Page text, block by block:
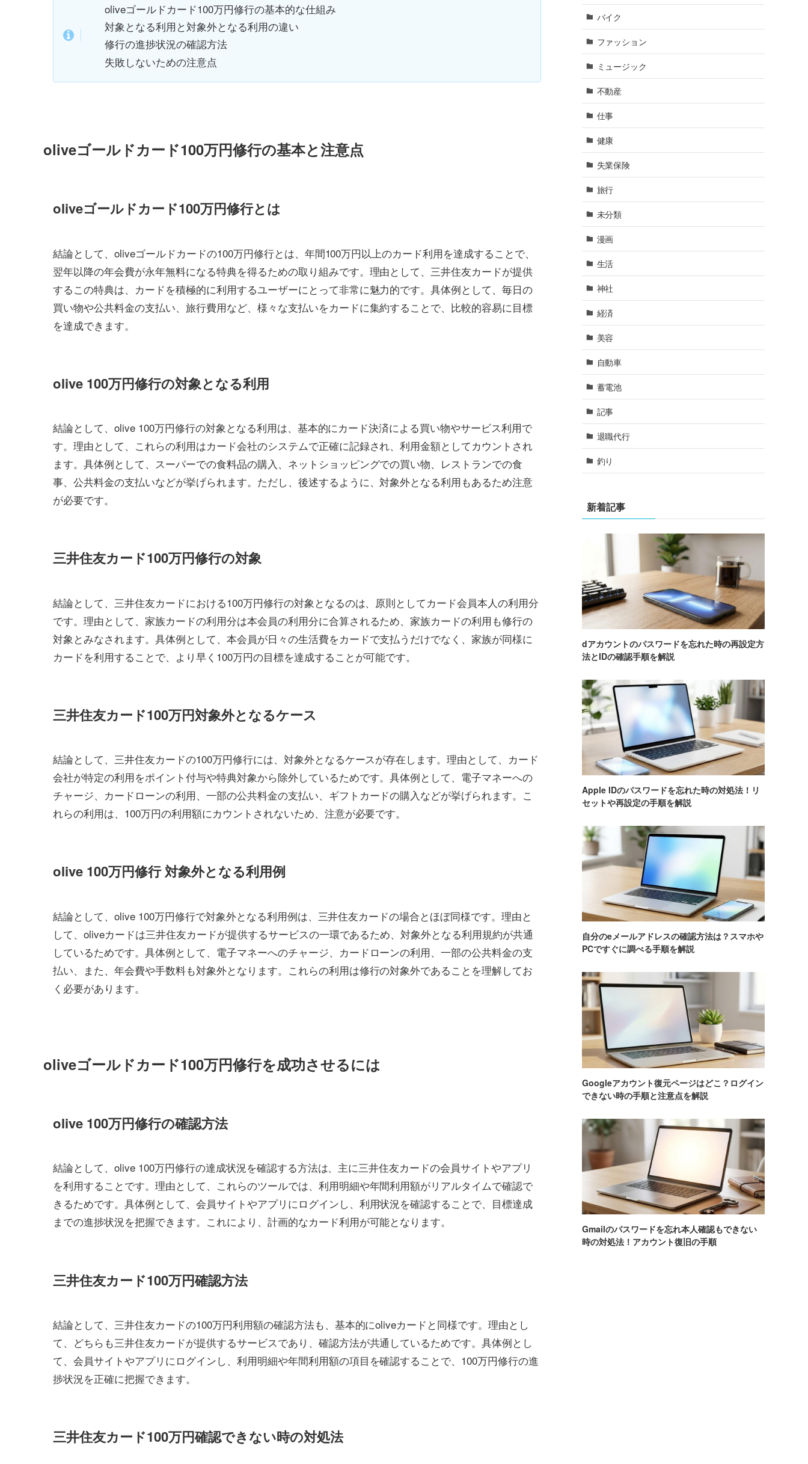
oliveゴールドカード100万円修行の基本的な仕組み
対象となる利用と対象外となる利用の違い
修行の進捗状況の確認方法
失敗しないための注意点
oliveゴールドカード100万円修行の基本と注意点
oliveゴールドカード100万円修行とは
結論として、oliveゴールドカードの100万円修行とは、年間100万円以上のカード利用を達成することで、
翌年以降の年会費が永年無料になる特典を得るための取り組みです。理由として、三井住友カードが提供
するこの特典は、カードを積極的に利用するユーザーにとって非常に魅力的です。具体例として、毎日の
買い物や公共料金の支払い、旅行費用など、様々な支払いをカードに集約することで、比較的容易に目標
を達成できます。
olive 100万円修行の対象となる利用
結論として、olive 100万円修行の対象となる利用は、基本的にカード決済による買い物やサービス利用で
す。理由として、これらの利用はカード会社のシステムで正確に記録され、利用金額としてカウントされ
ます。具体例として、スーパーでの食料品の購入、ネットショッピングでの買い物、レストランでの食
事、公共料金の支払いなどが挙げられます。ただし、後述するように、対象外となる利用もあるため注意
が必要です。
三井住友カード100万円修行の対象
結論として、三井住友カードにおける100万円修行の対象となるのは、原則としてカード会員本人の利用分
です。理由として、家族カードの利用分は本会員の利用分に合算されるため、家族カードの利用も修行の
対象とみなされます。具体例として、本会員が日々の生活費をカードで支払うだけでなく、家族が同様に
カードを利用することで、より早く100万円の目標を達成することが可能です。
三井住友カード100万円対象外となるケース
結論として、三井住友カードの100万円修行には、対象外となるケースが存在します。理由として、カード
会社が特定の利用をポイント付与や特典対象から除外しているためです。具体例として、電子マネーへの
チャージ、カードローンの利用、一部の公共料金の支払い、ギフトカードの購入などが挙げられます。こ
れらの利用は、100万円の利用額にカウントされないため、注意が必要です。
olive 100万円修行 対象外となる利用例
結論として、olive 100万円修行で対象外となる利用例は、三井住友カードの場合とほぼ同様です。理由と
して、oliveカードは三井住友カードが提供するサービスの一環であるため、対象外となる利用規約が共通
しているためです。具体例として、電子マネーへのチャージ、カードローンの利用、一部の公共料金の支
払い、また、年会費や手数料も対象外となります。これらの利用は修行の対象外であることを理解してお
く必要があります。
oliveゴールドカード100万円修行を成功させるには
olive 100万円修行の確認方法
結論として、olive 100万円修行の達成状況を確認する方法は、主に三井住友カードの会員サイトやアプリ
を利用することです。理由として、これらのツールでは、利用明細や年間利用額がリアルタイムで確認で
きるためです。具体例として、会員サイトやアプリにログインし、利用状況を確認することで、目標達成
までの進捗状況を把握できます。これにより、計画的なカード利用が可能となります。
三井住友カード100万円確認方法
結論として、三井住友カードの100万円利用額の確認方法も、基本的にoliveカードと同様です。理由とし
て、どちらも三井住友カードが提供するサービスであり、確認方法が共通しているためです。具体例とし
て、会員サイトやアプリにログインし、利用明細や年間利用額の項目を確認することで、100万円修行の進
捗状況を正確に把握できます。
三井住友カード100万円確認できない時の対処法
バイク
ファッション
ミュージック
不動産
仕事
健康
失業保険
旅行
未分類
漫画
生活
神社
経済
美容
自動車
蓄電池
記事
退職代行
釣り
新着記事
dアカウントのパスワードを忘れた時の再設定方
法とIDの確認手順を解説
Apple IDのパスワードを忘れた時の対処法！リ
セットや再設定の手順を解説
自分のeメールアドレスの確認方法は？スマホや
PCですぐに調べる手順を解説
Googleアカウント復元ページはどこ？ログイン
できない時の手順と注意点を解説
Gmailのパスワードを忘れ本人確認もできない
時の対処法！アカウント復旧の手順